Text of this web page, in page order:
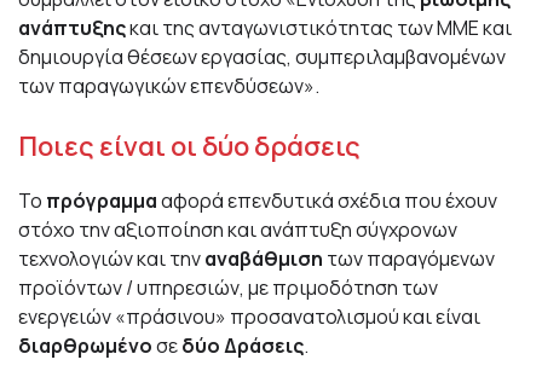
ανάπτυξηςκαι της ανταγωνιστικότητας των ΜΜΕ και
δημιουργία θέσεων εργασίας, συμπεριλαμβανομένων
των παραγωγικών επενδύσεων».
Ποιες είναι οι δύο δράσεις
Το πρόγραμμααφορά επενδυτικά σχέδια που έχουν
στόχο την αξιοποίηση και ανάπτυξη σύγχρονων
τεχνολογιών και τηναναβάθμιση των παραγόμενων
προϊόντων / υπηρεσιών, με πριμοδότηση των
ενεργειών «πράσινου» προσανατολισμού και είναι
διαρθρωμένοσεδύο Δράσεις.